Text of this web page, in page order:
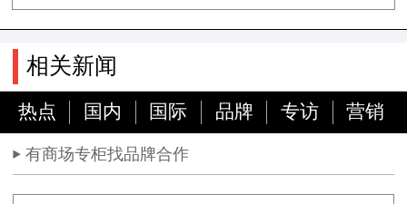
相关新闻
热点 国内 国际 品牌 专访 营销
有商场专柜找品牌合作